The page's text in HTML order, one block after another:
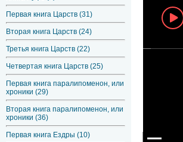
Первая книга Царств (31)
Вторая книга Царств (24)
Третья книга Царств (22)
Четвертая книга Царств (25)
Первая книга паралипоменон, или
хроники (29)
Вторая книга паралипоменон, или
хроники (36)
Первая книга Ездры (10)